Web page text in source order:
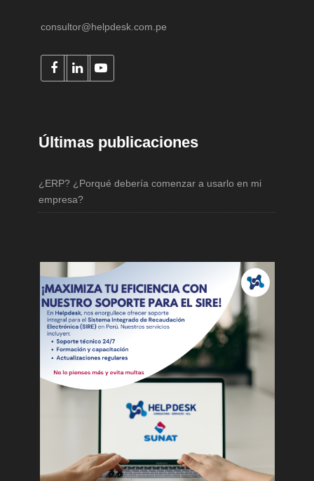
consultor@helpdesk.com.pe
Últimas publicaciones
¿ERP? ¿Porqué debería comenzar a usarlo en mi
empresa?